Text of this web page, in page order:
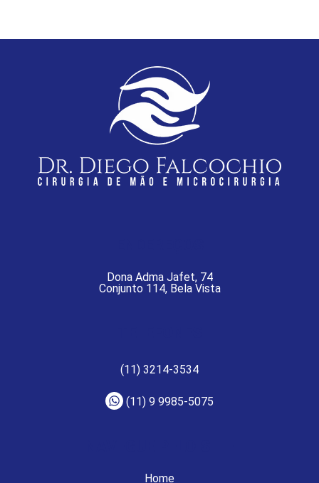
Dona Adma Jafet, 74
Conjunto 114, Bela Vista
(11) 3214-3534
(11) 9 9985-5075
Home